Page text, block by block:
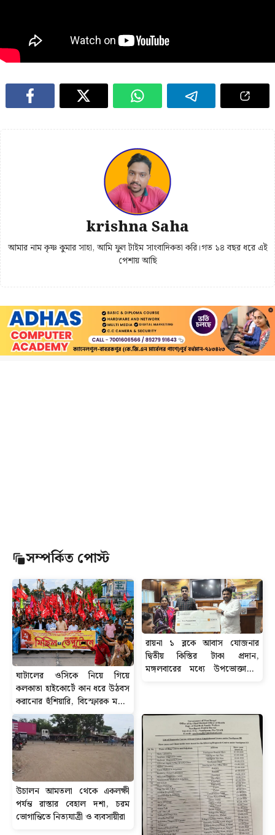
krishna Saha
আমার নাম কৃষ্ণ কুমার সাহা, আমি ফুল টাইম সাংবাদিকতা করি।গত ১৪ বছর ধরে এই
পেশায় আছি
সম্পর্কিত পোস্ট
ঘাটালের ওসিকে নিয়ে গিয়ে
কলকাতা হাইকোর্টে কান ধরে উঠবস
করানোর হুঁশিয়ারি, বিস্ফোরক মন্তব্য
সিপিআইএম নেতা শতরূপ ঘোষের।
রায়না ১ ব্লকে আবাস যোজনার
দ্বিতীয় কিস্তির টাকা প্রদান,
মঙ্গলবারের মধ্যে উপভোক্তাদের
উচালন আমতলা থেকে একলক্ষী
পর্যন্ত রাস্তার বেহাল দশা, চরম
ভোগান্তিতে নিত্যযাত্রী ও ব্যবসায়ীরা